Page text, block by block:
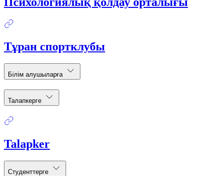
Тұран спортклубы
Білім алушыларға
Талапкерге
Talapker
Студенттерге